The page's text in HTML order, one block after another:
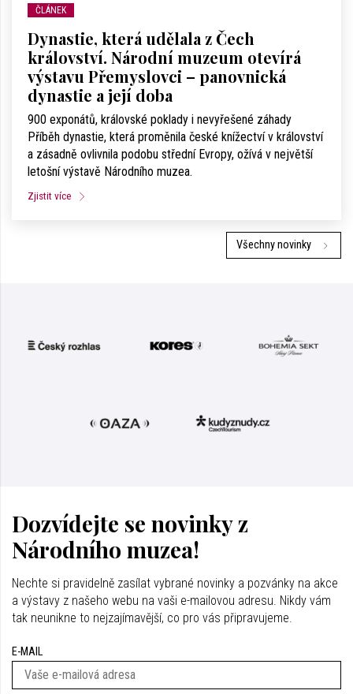
ČLÁNEK
Dynastie, která udělala z Čech
království. Národní muzeum otevírá
výstavu Přemyslovci – panovnická
dynastie a její doba
900 exponátů, královské poklady i nevyřešené záhady
Příběh dynastie, která proměnila české knížectví v království
a zásadně ovlivnila podobu střední Evropy, ožívá v největší
letošní výstavě Národního muzea.
Zjistit více
Všechny novinky
Dozvídejte se novinky z
Národního muzea!
Nechte si pravidelně zasílat vybrané novinky a pozvánky na akce
a výstavy z našeho webu na vaši e-mailovou adresu. Nikdy vám
tak neunikne to nejzajímavější, co pro vás připravujeme.
E-MAIL